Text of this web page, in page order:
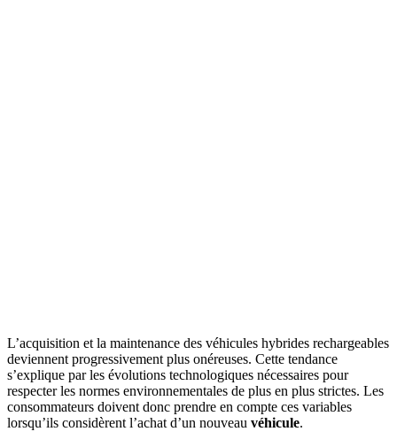
L’acquisition et la maintenance des véhicules hybrides rechargeables
deviennent progressivement plus onéreuses. Cette tendance
s’explique par les évolutions technologiques nécessaires pour
respecter les normes environnementales de plus en plus strictes. Les
consommateurs doivent donc prendre en compte ces variables
lorsqu’ils considèrent l’achat d’un nouveau véhicule.